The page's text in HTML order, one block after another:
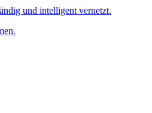
und intelligent vernetzt.